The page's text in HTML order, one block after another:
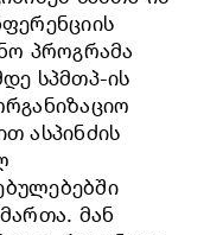
პროგრამა
სპმთპ-ის
ასპინძის
მან